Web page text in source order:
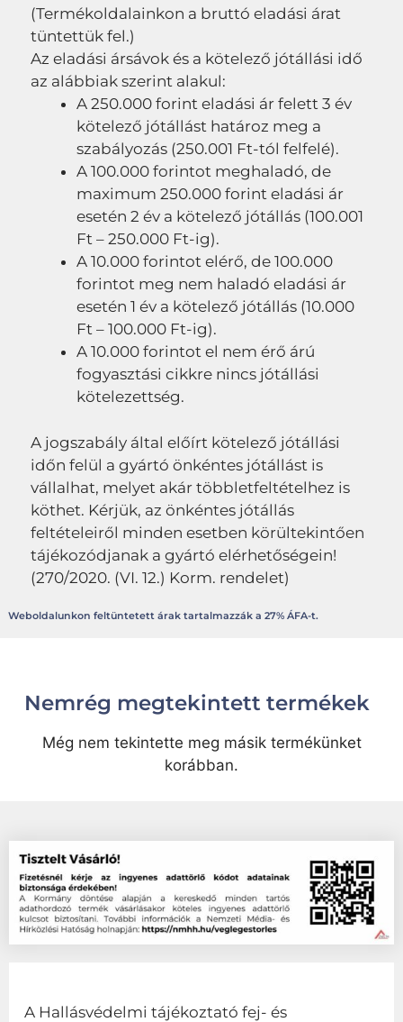
(Termékoldalainkon a bruttó eladási árat
tüntettük fel.)
Az eladási ársávok és a kötelező jótállási idő
az alábbiak szerint alakul:
A 250.000 forint eladási ár felett 3 év
kötelező jótállást határoz meg a
szabályozás (250.001 Ft-tól felfelé).
A 100.000 forintot meghaladó, de
maximum 250.000 forint eladási ár
esetén 2 év a kötelező jótállás (100.001
Ft – 250.000 Ft-ig).
A 10.000 forintot elérő, de 100.000
forintot meg nem haladó eladási ár
esetén 1 év a kötelező jótállás (10.000
Ft – 100.000 Ft-ig).
A 10.000 forintot el nem érő árú
fogyasztási cikkre nincs jótállási
kötelezettség.
A jogszabály által előírt kötelező jótállási
időn felül a gyártó önkéntes jótállást is
vállalhat, melyet akár többletfeltételhez is
köthet. Kérjük, az önkéntes jótállás
feltételeiről minden esetben körültekintően
tájékozódjanak a gyártó elérhetőségein!
(270/2020. (VI. 12.) Korm. rendelet)
Weboldalunkon feltüntetett árak tartalmazzák a 27% ÁFA-t.
Nemrég megtekintett termékek
Még nem tekintette meg másik termékünket
korábban.
A Hallásvédelmi tájékoztató fej- és